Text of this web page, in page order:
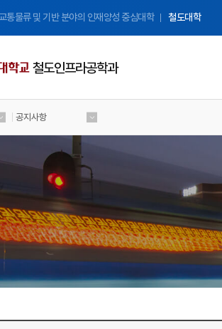
교통물류 및 기반 분야의 인재양성 중심대학 철도대학
철도인프라공학과
교통대학교
프라공학과
National University
공지사항